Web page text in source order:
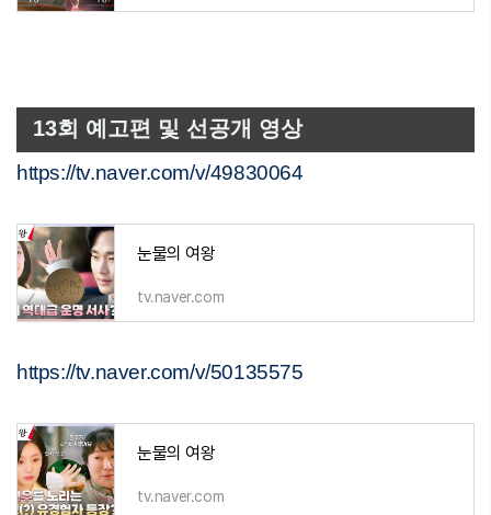
13회 예고편 및 선공개 영상
https://tv.naver.com/v/49830064
눈물의 여왕
tv.naver.com
https://tv.naver.com/v/50135575
눈물의 여왕
tv.naver.com